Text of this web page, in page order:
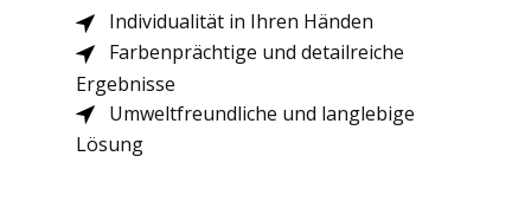
​Individualität in Ihren Händen
​Farbenprächtige und detailreiche
Ergebnisse
​Umweltfreundliche und langlebige
Lösung